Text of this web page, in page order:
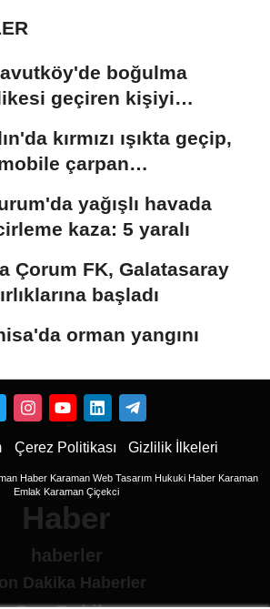
boğulma
geçiren kişiyi
kırmızı ışıkta geçip,
çarpan
yağışlı havada
kaza: 5 yaralı
Çorum FK, Galatasaray
başladı
orman yangını
Çerez Politikası Gizlilik İlkeleri
Haber Karaman Web Tasarım Hukuki Haber Karaman
Emlak Karaman Çiçekci
Haber
haberler
Dakika Haberler